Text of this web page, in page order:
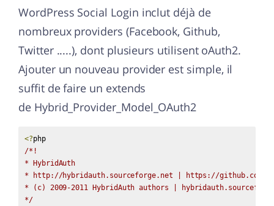
WordPress Social Login inclut déjà de
nombreux providers (Facebook, Github,
Twitter .....), dont plusieurs utilisent oAuth2.
Ajouter un nouveau provider est simple, il
suffit de faire un extends
de Hybrid_Provider_Model_OAuth2
<?
php
/*!
* HybridAuth
* http://hybridauth.sourceforge.net | https://github.com/
* (c) 2009-2011 HybridAuth authors |
*/